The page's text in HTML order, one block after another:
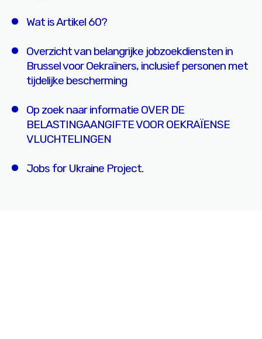
Wat is Artikel 60?
Overzicht van belangrijke jobzoekdiensten in
Brussel voor Oekraïners, inclusief personen met
tijdelijke bescherming
Op zoek naar informatie OVER DE
BELASTINGAANGIFTE VOOR OEKRAÏENSE
VLUCHTELINGEN
Jobs for Ukraine Project.